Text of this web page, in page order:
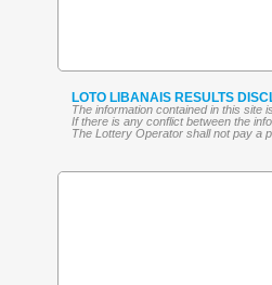
LOTO LIBANAIS RESULTS
The information contained in this site
If there is any conflict between the
The Lottery Operator shall not pay a